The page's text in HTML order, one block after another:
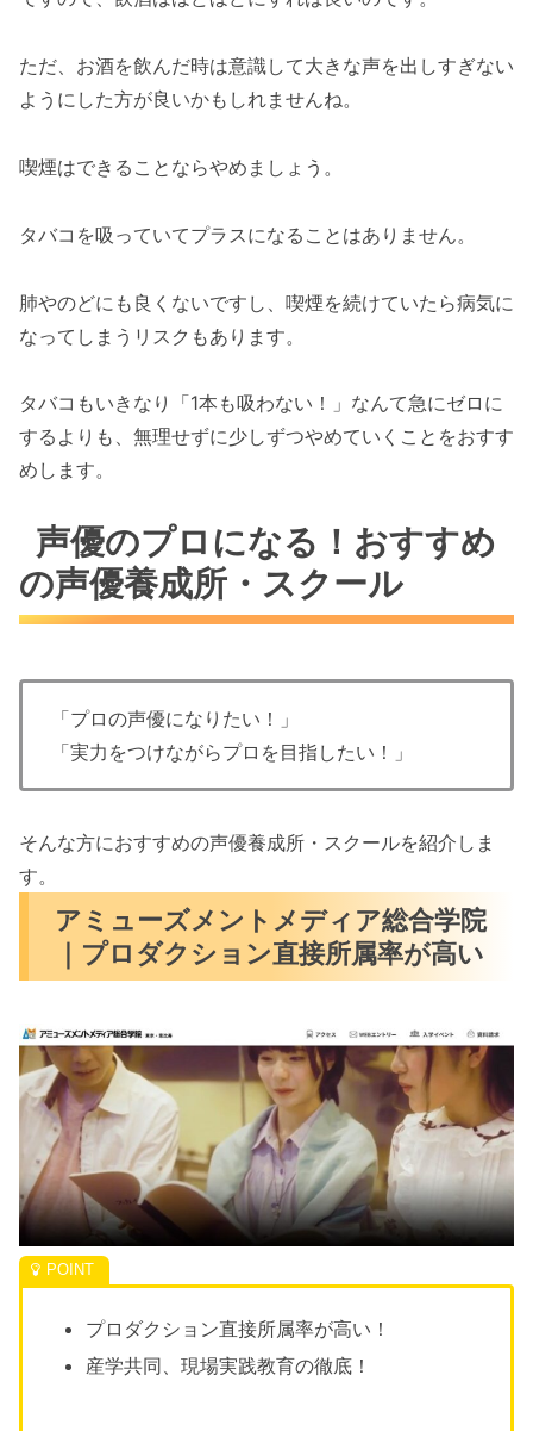
ただ、お酒を飲んだ時は意識して大きな声を出しすぎない
ようにした方が良いかもしれませんね。
喫煙はできることならやめましょう。
タバコを吸っていてプラスになることはありません。
肺やのどにも良くないですし、喫煙を続けていたら病気に
なってしまうリスクもあります。
タバコもいきなり「1本も吸わない！」なんて急にゼロに
するよりも、無理せずに少しずつやめていくことをおすす
めします。
声優のプロになる！おすすめ
の声優養成所・スクール
「プロの声優になりたい！」
「実力をつけながらプロを目指したい！」
そんな方におすすめの声優養成所・スクールを紹介しま
す。
アミューズメントメディア総合学院
｜プロダクション直接所属率が高い
プロダクション直接所属率が高い！
産学共同、現場実践教育の徹底！